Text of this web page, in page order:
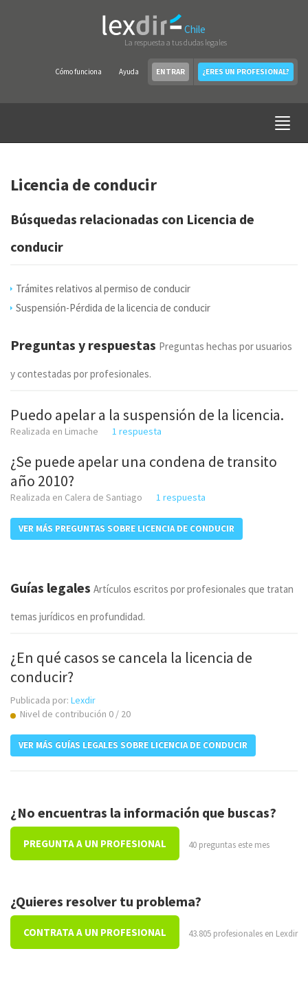
Chile
La respuesta a tus dudas legales
Cómo funciona Ayuda ENTRAR ¿ERES UN PROFESIONAL?
Licencia de conducir
Búsquedas relacionadas con Licencia de
conducir
Trámites relativos al permiso de conducir
Suspensión-Pérdida de la licencia de conducir
Preguntas y respuestas Preguntas hechas por usuarios
y contestadas por profesionales.
Puedo apelar a la suspensión de la licencia.
Realizada en Limache 1 respuesta
¿Se puede apelar una condena de transito
año 2010?
Realizada en Calera de Santiago 1 respuesta
VER MÁS PREGUNTAS SOBRE LICENCIA DE CONDUCIR
Guías legales Artículos escritos por profesionales que tratan
temas jurídicos en profundidad.
¿En qué casos se cancela la licencia de
conducir?
Publicada por: Lexdir
Nivel de contribución 0 / 20
VER MÁS GUÍAS LEGALES SOBRE LICENCIA DE CONDUCIR
¿No encuentras la información que buscas?
PREGUNTA A UN PROFESIONAL 40 preguntas este mes
¿Quieres resolver tu problema?
CONTRATA A UN PROFESIONAL 43.805 profesionales en Lexdir